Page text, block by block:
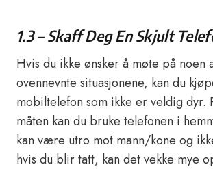
1.3 – Skaff Deg En Skjult
Hvis du ikke ønsker å møte på noen
ovennevnte situasjonene, kan du
mobiltelefon som ikke er veldig dyr.
måten kan du bruke telefonen i
kan være utro mot mann/kone og
hvis du blir tatt, kan det vekke mye